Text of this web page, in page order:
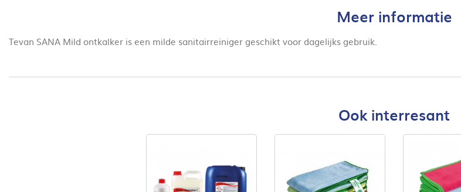
Meer informatie
Tevan SANA Mild ontkalker is een milde sanitairreiniger geschikt voor dagelijks gebruik.
Ook interresant